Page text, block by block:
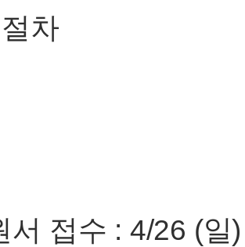
차
서 접수 : 4/26 (일